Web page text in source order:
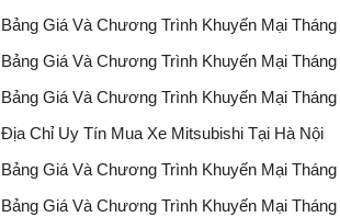
Bảng Giá Và Chương Trình Khuyến Mại Tháng
Bảng Giá Và Chương Trình Khuyến Mại Tháng
Bảng Giá Và Chương Trình Khuyến Mại Tháng
Địa Chỉ Uy Tín Mua Xe Mitsubishi Tại Hà Nội
Bảng Giá Và Chương Trình Khuyến Mại Tháng
Bảng Giá Và Chương Trình Khuyến Mại Tháng